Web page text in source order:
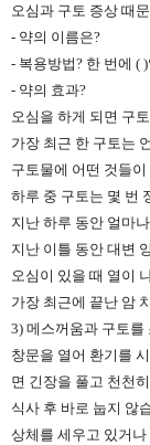
오심과 구토 증상 때
- 약의 이름은?
- 복용방법? 한 번에 (
- 약의 효과?
오심을 하게 되면 구
가장 최근 한 구토는
구토물에 어떤 것들
하루 중 구토는 몇 번
지난 하루 동안 얼마
지난 이틀 동안 대변
오심이 있을 때 열이
가장 최근에 끝난 암
3) 메스꺼움과 구토를
창문을 열어 환기를
면 긴장을 풀고 천천
식사 후 바로 눕지 않
상체를 세우고 있거